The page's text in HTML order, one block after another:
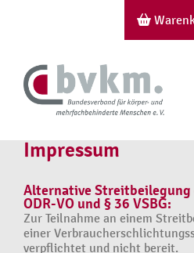
Impressum
Alternative Streitbeilegung
ODR-VO und § 36 VSBG:
Zur Teilnahme an einem
einer
verpflichtet und nicht bereit.